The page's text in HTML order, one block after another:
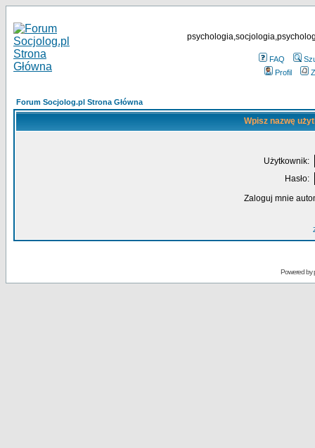
FAQ
Profil
Forum Socjolog.pl Strona Główna
Wpisz nazwę
Użytkownik:
Hasło:
Zaloguj mnie
Powered by